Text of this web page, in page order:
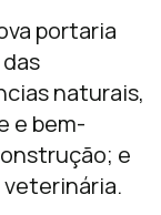
portaria
naturais,
e bem-
e